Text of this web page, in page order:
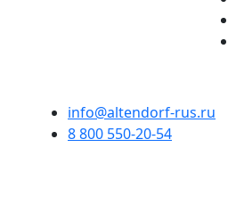
info@altendorf-rus.ru
8 800 550-20-54